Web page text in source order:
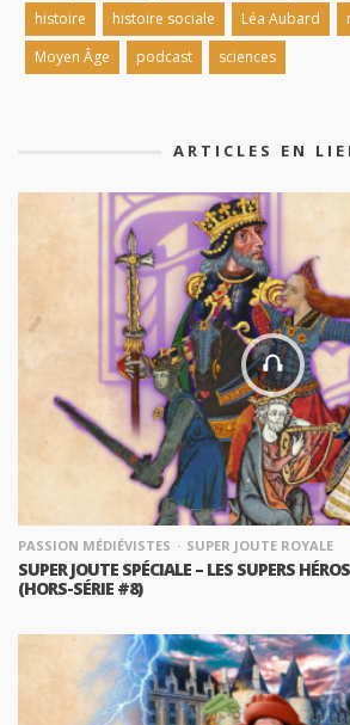
histoire
histoire sociale Léa Aubard
Moyen Âge
podcast sciences
ARTICLES EN
PASSION MÉDIÉVISTES SUPER JOUTE ROYALE
SUPER JOUTE SPÉCIALE – LES SUPERS
(HORS-SÉRIE #8)